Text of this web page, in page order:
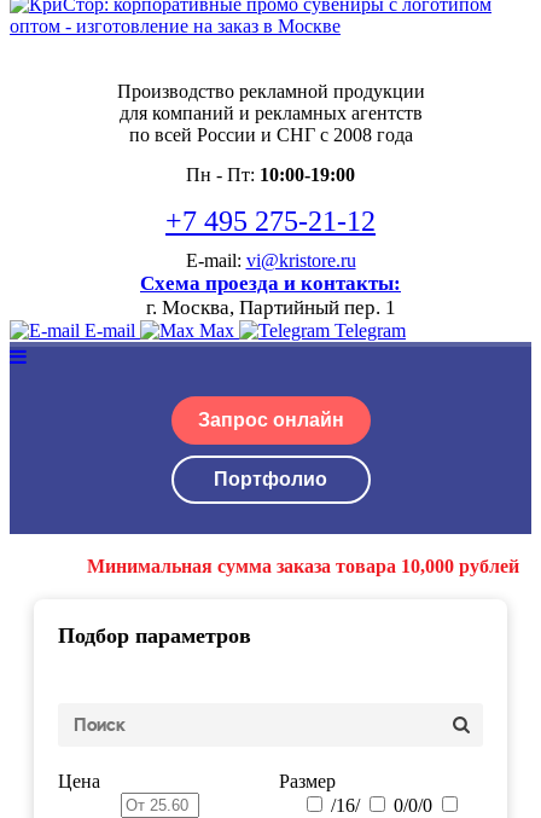
Производство рекламной продукции
для компаний и рекламных агентств
по всей России и СНГ с 2008 года
Пн - Пт: 10:00-19:00
+7 495 275-21-12
E-mail: vi@kristore.ru
Схема проезда и контакты:
г. Москва, Партийный пер. 1
E-mail Max Telegram
Запрос онлайн
Портфолио
Минимальная сумма заказа товара 10,000 рублей
Подбор параметров
Цена
Размер
/16/
0/0/0